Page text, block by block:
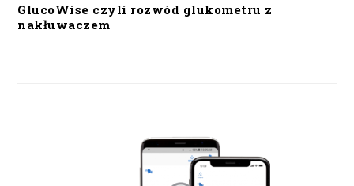
GlucoWise czyli rozwód glukometru z
nakłuwaczem